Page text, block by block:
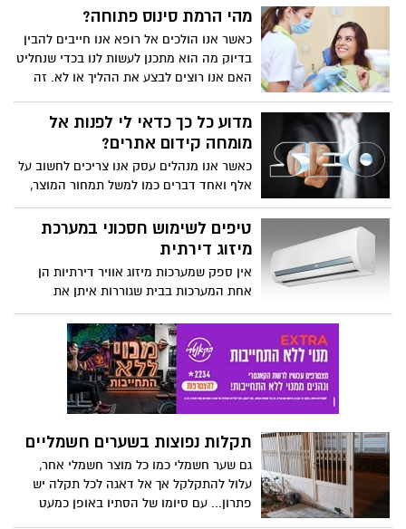
גם עם השינויים הכלכליים שקרו בעולם
חמשת המושגים הכלכליים שכולם ידברו
עליהם בשנה הקרובה.
מהי הרמת סינוס פתוחה?
כאשר אנו הולכים אל רופא אנו חייבים להבין
בדיוק מה הוא מתכנן לעשות לנו בכדי שנחליט
האם אנו רוצים לבצע את ההליך או לא. זה
לוקחים תרופה חדשה וגם כאשר אנו הולכים
אל רופא שיניים. אחד הדברים שאנו חייבים
לברר בהקשר של רופא השיניים הוא מהי
הרמת סינוס פתוחה?
מדוע כל כך כדאי לי לפנות אל
מומחה קידום אתרים?
כאשר אנו מנהלים עסק אנו צריכים לחשוב על
אלף ואחד דברים כמו למשל תמחור המוצר,
העסקת עובדים, ניהול חשבונות, ניהול מלאי
ועוד. אך כיום יש עוד דבר שאנו צריכים
לחשוב עליו וזה נושא הדיגיטל. יש הרבה
החשובה ביותר בנושא זה זהו גוגל.
טיפים לשימוש חסכוני במערכת
מיזוג דירתית
אין ספק שמערכות מיזוג אוויר דירתיות הן
אחת המערכות בבית שגוררות איתן את
ההוצאות הגדולות ביותר שיש לכל משק בית.
תקלות נפוצות בשערים חשמליים
גם שער חשמלי כמו כל מוצר חשמלי אחר,
עלול להתקלקל אך אל דאגה לכל תקלה יש
פתרון... עם סיומו של הסתיו באופן כמעט